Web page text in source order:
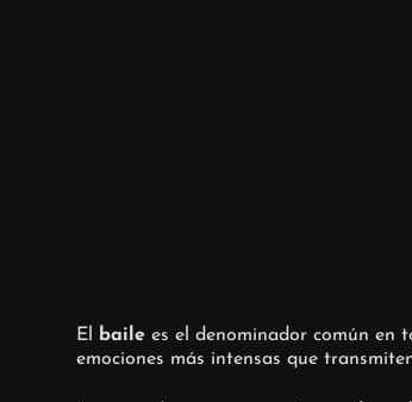
El bailees el denominador común en
emociones más intensas que